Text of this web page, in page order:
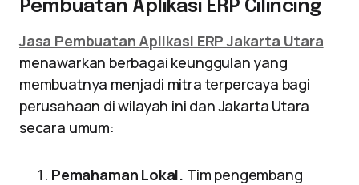
Pembuatan Aplikasi ERP Cilincing
Jasa Pembuatan Aplikasi ERP Jakarta Utara
menawarkan berbagai keunggulan yang
membuatnya menjadi mitra terpercaya bagi
perusahaan di wilayah ini dan Jakarta Utara
secara umum:
Pemahaman Lokal. Tim pengembang